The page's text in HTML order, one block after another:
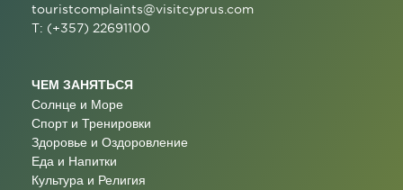
touristcomplaints@visitcyprus.com
T: (+357) 22691100
ЧЕМ ЗАНЯТЬСЯ
Солнце и Море
Спорт и Тренировки
Здоровье и Оздоровление
Еда и Напитки
Культура и Религия